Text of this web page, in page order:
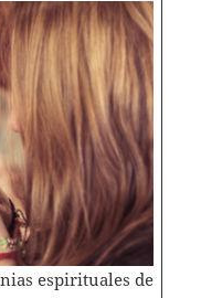
espirituales de